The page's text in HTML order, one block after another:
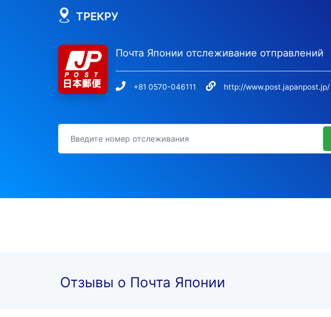
ТРЕКРУ
Почта Японии отслеживание отправлений
+81 0570-046111 http://www.post.japanpost.jp/
Отзывы о Почта Японии